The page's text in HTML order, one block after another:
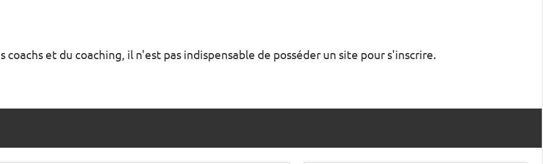
coachs et du coaching, il n'est pas indispensable de posséder un site pour s'inscrire.